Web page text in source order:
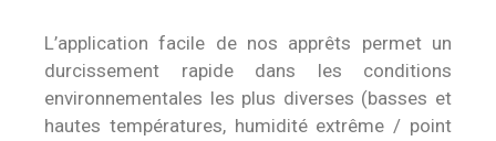
L’application facile de nos apprêts permet un
durcissement rapide dans les conditions
environnementales les plus diverses (basses et
hautes températures, humidité extrême / point